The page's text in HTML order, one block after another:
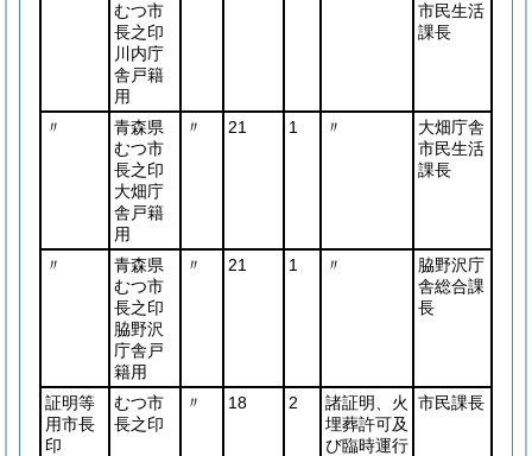
むつ市
長之印
川内庁
舎戸籍
用
市民生活
課長
〃
青森県
むつ市
長之印
大畑庁
舎戸籍
用
〃 21 1 〃
大畑庁舎
市民生活
課長
〃
青森県
むつ市
長之印
脇野沢
庁舎戸
籍用
〃 21 1 〃
脇野沢庁
舎総合課
長
証明等
用市長
印
むつ市
長之印
〃 18 2
諸証明、火
埋葬許可及
び臨時運行
市民課長